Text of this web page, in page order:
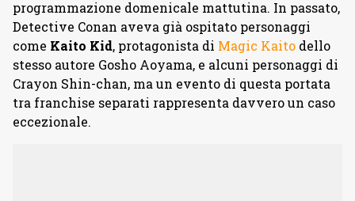
programmazione domenicale mattutina. In passato,
Detective Conan aveva già ospitato personaggi
come Kaito Kid, protagonista di Magic Kaito dello
stesso autore Gosho Aoyama, e alcuni personaggi di
Crayon Shin-chan, ma un evento di questa portata
tra franchise separati rappresenta davvero un caso
eccezionale.